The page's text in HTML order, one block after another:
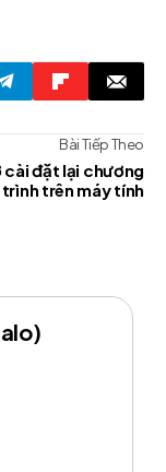
Bài Tiếp Theo
cài đặt lại chương
trình trên máy tính